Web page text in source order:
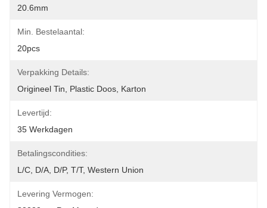
20.6mm
Min. Bestelaantal:
20pcs
Verpakking Details:
Origineel Tin, Plastic Doos, Karton
Levertijd:
35 Werkdagen
Betalingscondities:
L/C, D/A, D/P, T/T, Western Union
Levering Vermogen: